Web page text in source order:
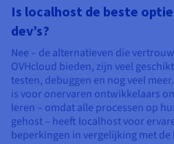
Is localhost de beste
dev’s?
Nee – de alternatieven die
OVHcloud bieden, zijn veel
testen, debuggen en nog veel
is voor onervaren ontwikkelaars
leren – omdat alle processen op
gehost – heeft localhost voor
beperkingen in vergelijking met